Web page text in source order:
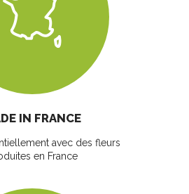
IN FRANCE
avec des fleurs
en France